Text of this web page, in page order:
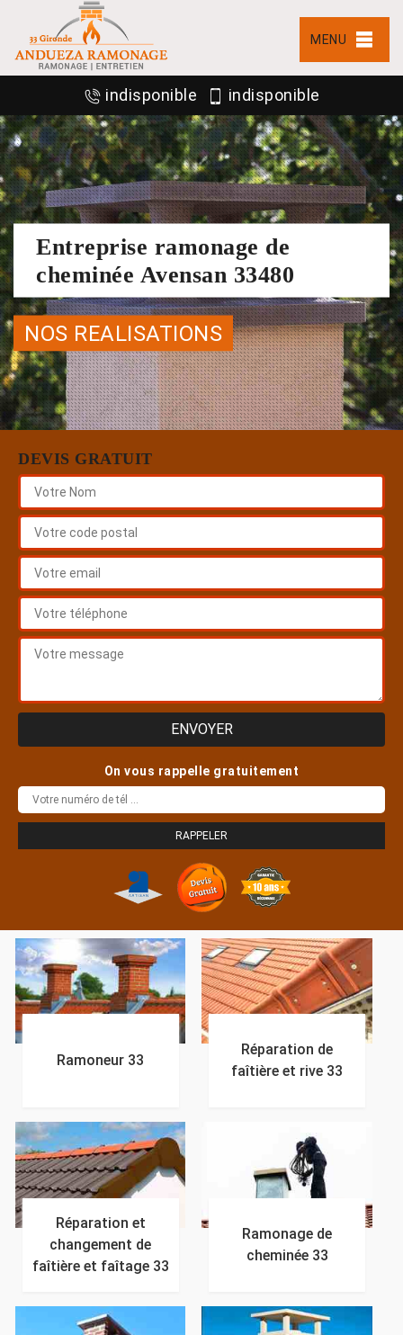
MENU
indisponible indisponible
Entreprise ramonage de
cheminée Avensan 33480
NOS REALISATIONS
DEVIS GRATUIT
On vous rappelle gratuitement
Ramoneur 33
Réparation de
faîtière et rive 33
Réparation et
changement de
faîtière et faîtage 33
Ramonage de
cheminée 33